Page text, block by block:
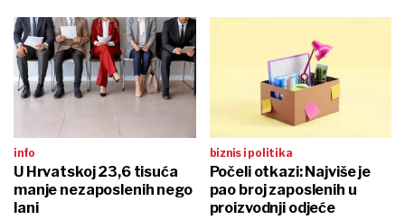
info
U Hrvatskoj 23,6 tisuća
manje nezaposlenih nego
lani
biznis i politika
Počeli otkazi: Najviše je
pao broj zaposlenih u
proizvodnji odjeće